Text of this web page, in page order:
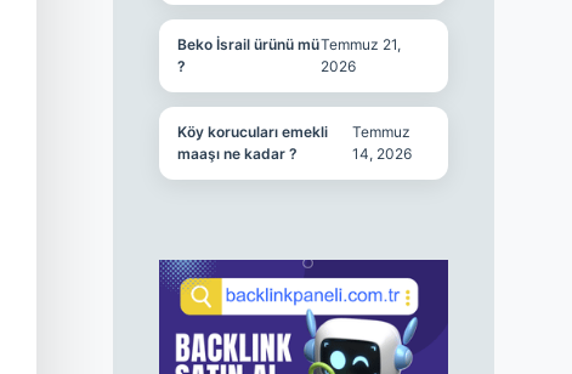
Beko İsrail ürünü mü
?
Temmuz 21,
2026
Köy korucuları emekli
maaşı ne kadar ?
Temmuz
14, 2026